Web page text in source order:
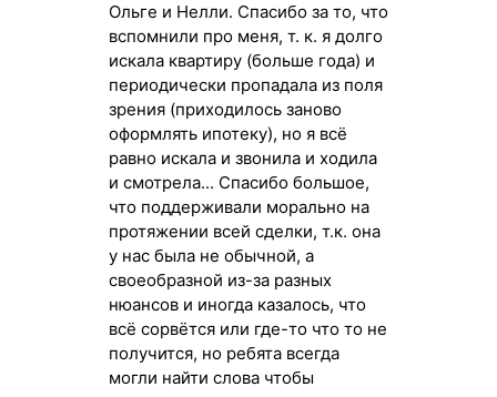
Ольге и Нелли. Спасибо за то, что
вспомнили про меня, т. к. я долго
искала квартиру (больше года) и
периодически пропадала из поля
зрения (приходилось заново
оформлять ипотеку), но я всё
равно искала и звонила и ходила
и смотрела... Спасибо большое,
что поддерживали морально на
протяжении всей сделки, т.к. она
у нас была не обычной, а
своеобразной из-за разных
нюансов и иногда казалось, что
всё сорвётся или где-то что то не
получится, но ребята всегда
могли найти слова чтобы